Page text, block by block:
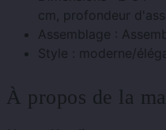
cm, profondeur
Assemblage :
Style : moderne/
À propos de la